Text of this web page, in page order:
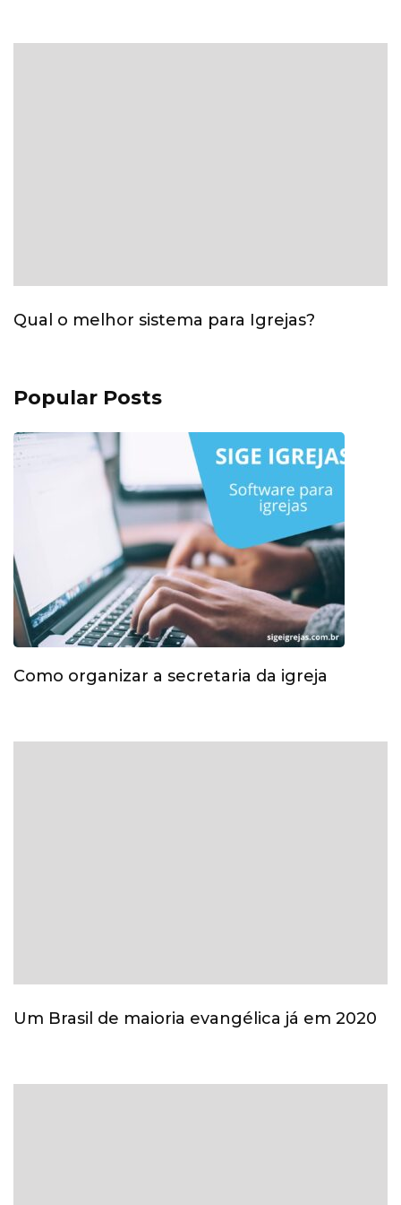
Qual o melhor sistema para Igrejas?
Popular Posts
Como organizar a secretaria da igreja
Um Brasil de maioria evangélica já em 2020